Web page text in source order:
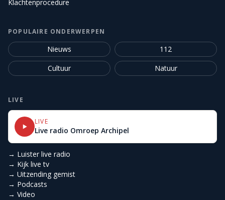
Klachtenprocedure
POPULAIRE ONDERWERPEN
Nieuws
112
Cultuur
Natuur
LIVE
LIVE
Live radio Omroep Archipel
→ Luister live radio
→ Kijk live tv
→ Uitzending gemist
→ Podcasts
→ Video